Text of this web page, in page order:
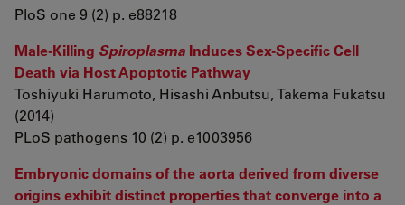
PloS one 9 (2) p. e88218
Male-Killing Spiroplasma Induces Sex-Specific Cell
Death via Host Apoptotic Pathway
Toshiyuki Harumoto, Hisashi Anbutsu, Takema Fukatsu
(2014)
PLoS pathogens 10 (2) p. e1003956
Embryonic domains of the aorta derived from diverse
origins exhibit distinct properties that converge into a